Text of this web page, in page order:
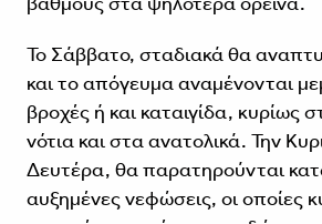
Το Σάββατο, σταδιακά θα
και το απόγευμα αναμένονται
βροχές ή και καταιγίδα, κυρίως
νότια και στα ανατολικά. Την
Δευτέρα, θα παρατηρούνται
αυξημένες νεφώσεις, οι οποίες